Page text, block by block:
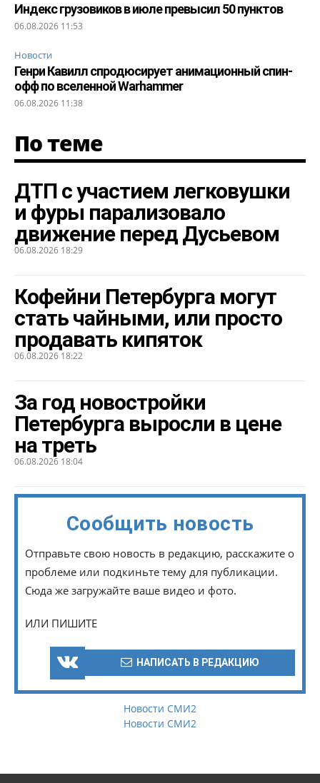
Индекс грузовиков в июле превысил 50 пунктов
06.08.2026 11:53
Новости
Генри Кавилл спродюсирует анимационный спин-
офф по вселенной Warhammer
06.08.2026 11:38
По теме
ДТП с участием легковушки
и фуры парализовало
движение перед Дусьевом
06.08.2026 18:29
Кофейни Петербурга могут
стать чайными, или просто
продавать кипяток
06.08.2026 18:22
За год новостройки
Петербурга выросли в цене
на треть
06.08.2026 18:04
Сообщить новость
Отправьте свою новость в редакцию, расскажите о
проблеме или подкиньте тему для публикации.
Сюда же загружайте ваше видео и фото.
ИЛИ ПИШИТЕ
НАПИСАТЬ В РЕДАКЦИЮ
Новости СМИ2
Новости СМИ2